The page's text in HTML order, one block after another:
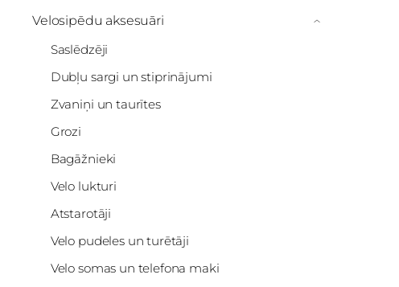
Velosipēdu aksesuāri
Saslēdzēji
Dubļu sargi un stiprinājumi
Zvaniņi un taurītes
Grozi
Bagāžnieki
Velo lukturi
Atstarotāji
Velo pudeles un turētāji
Velo somas un telefona maki
›